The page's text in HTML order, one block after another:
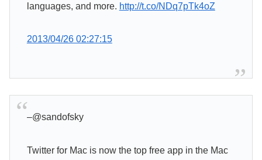
languages, and more. http://t.co/NDq7pTk4oZ
2013/04/26 02:27:15
–@sandofsky
Twitter for Mac is now the top free app in the Mac